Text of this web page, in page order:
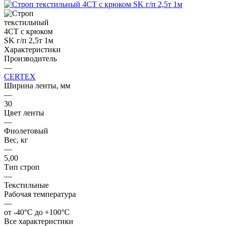
Характеристики
Производитель
—
CERTEX
Ширина ленты, мм
—
30
Цвет ленты
—
Фиолетовый
Вес, кг
—
5,00
Тип строп
—
Текстильные
Рабочая температура
—
от -40°C до +100°C
Все характеристики